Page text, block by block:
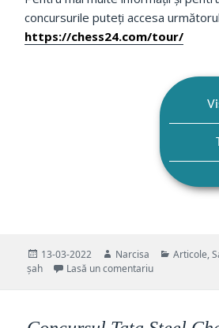
concursurile puteți accesa
https://chess24.com/tour/
Publicat
pe
13-03-2022 Autor
Narcisa Categorii
Articole,
șah
Lasă un comentariula Meltwater